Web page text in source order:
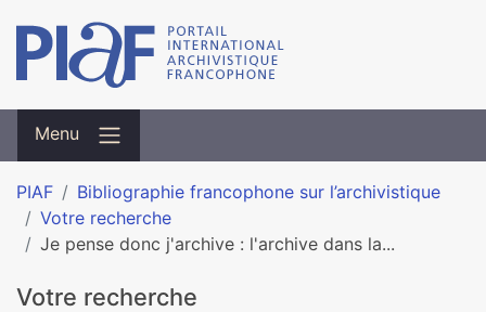
Menu
PIAF
Bibliographie francophone sur l’archivistique
Votre recherche
Je pense donc j'archive : l'archive dans la...
Votre recherche